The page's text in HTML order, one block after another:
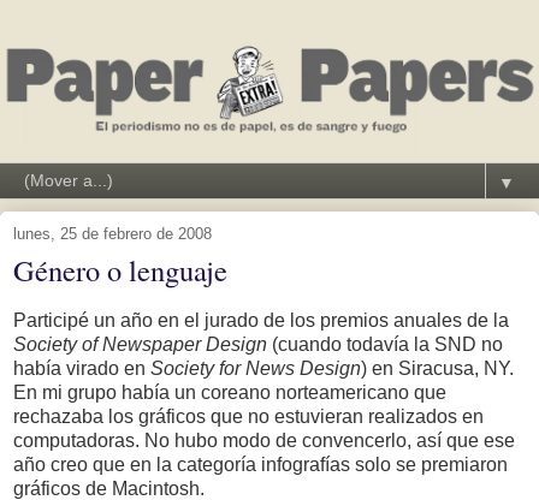
▼
lunes, 25 de febrero de 2008
Género o lenguaje
Participé un año en el jurado de los premios anuales de la
Society of Newspaper Design (cuando todavía la SND no
había virado en Society for News Design) en Siracusa, NY.
En mi grupo había un coreano norteamericano que
rechazaba los gráficos que no estuvieran realizados en
computadoras. No hubo modo de convencerlo, así que ese
año creo que en la categoría infografías solo se premiaron
gráficos de Macintosh.